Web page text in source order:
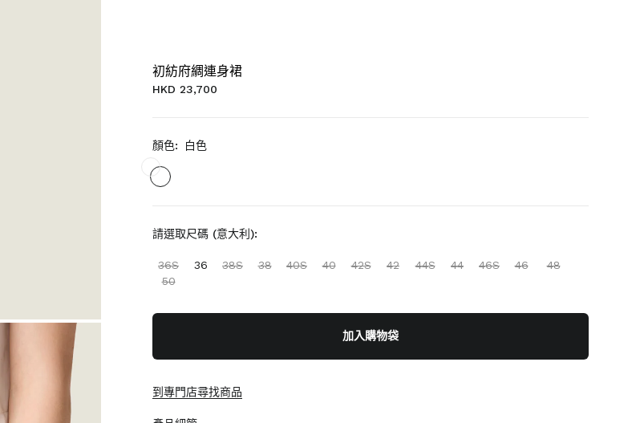
初紡府綢連身裙
HKD 23,700
顏色: 白色
請選取尺碼 (意大利):
36S 36 38S 38 40S 40 42S 42 44S 44 46S 46
48
50
加入購物袋
到專門店尋找商品